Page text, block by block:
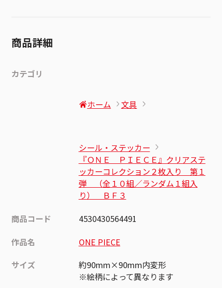
商品詳細
カテゴリ
ホーム 文具
シール・ステッカー
『ＯＮＥ ＰＩＥＣＥ』クリアステ
ッカーコレクション２枚入り 第１
弾 （全１０組／ランダム１組入
り） ＢＦ３
商品コード
4530430564491
作品名
ONE PIECE
サイズ
約90mm×90mm内変形
※絵柄によって異なります